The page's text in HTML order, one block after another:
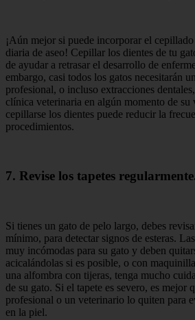
¡Aún mejor si puede incorporar el
diaria de aseo! Cepillar los dientes de tu
de ayudar a retrasar el desarrollo de
embargo, casi todos los gatos necesitarán
profesional, o incluso extracciones
clínica veterinaria en algún momento de su
cepillarse los dientes puede reducir la
procedimientos.
7. Revise los tapetes
Si tienes un gato de pelo largo, debes
mínimo, para detectar signos de esteras.
muy incómodas para su gato y deben
acicalándolas si es posible, o con
una alfombra con tijeras, tenga mucho
de su gato. Si el tapete es severo, es mejor
profesional o un veterinario lo quiten para
en la piel.